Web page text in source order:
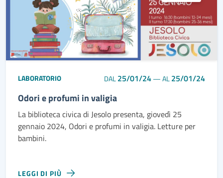
LABORATORIO DAL25/01/24—AL25/01/24
Odori e profumi in valigia
La biblioteca civica di Jesolo presenta, giovedì 25
gennaio 2024, Odori e profumi in valigia. Letture per
bambini.
LEGGI DI PIÙ